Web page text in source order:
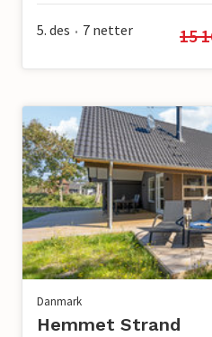
5. des • 7 netter 15
Danmark
Hemmet Strand